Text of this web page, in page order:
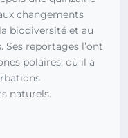
changements
biodiversité et au
reportages l’ont
polaires, où il a
naturels.